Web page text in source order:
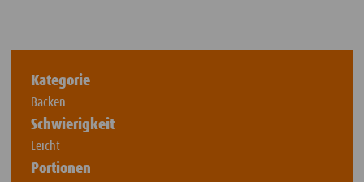
Kategorie
Backen
Schwierigkeit
Leicht
Portionen